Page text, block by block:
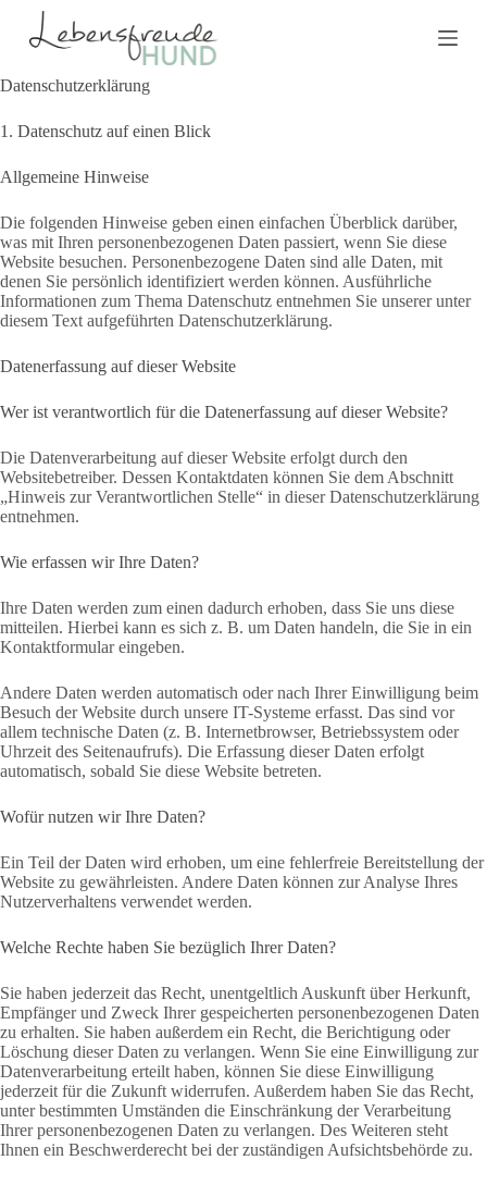
u
I
a
t
p
r
i
n
g
e
Datenschutz­erklärung
1. Datenschutz auf einen Blick
Allgemeine Hinweise
Die folgenden Hinweise geben einen einfachen Überblick darüber,
was mit Ihren personenbezogenen Daten passiert, wenn Sie diese
Website besuchen. Personenbezogene Daten sind alle Daten, mit
denen Sie persönlich identifiziert werden können. Ausführliche
Informationen zum Thema Datenschutz entnehmen Sie unserer unter
diesem Text aufgeführten Datenschutzerklärung.
Datenerfassung auf dieser Website
Wer ist verantwortlich für die Datenerfassung auf dieser Website?
Die Datenverarbeitung auf dieser Website erfolgt durch den
Websitebetreiber. Dessen Kontaktdaten können Sie dem Abschnitt
„Hinweis zur Verantwortlichen Stelle“ in dieser Datenschutzerklärung
entnehmen.
Wie erfassen wir Ihre Daten?
Ihre Daten werden zum einen dadurch erhoben, dass Sie uns diese
mitteilen. Hierbei kann es sich z. B. um Daten handeln, die Sie in ein
Kontaktformular eingeben.
Andere Daten werden automatisch oder nach Ihrer Einwilligung beim
Besuch der Website durch unsere IT-Systeme erfasst. Das sind vor
allem technische Daten (z. B. Internetbrowser, Betriebssystem oder
Uhrzeit des Seitenaufrufs). Die Erfassung dieser Daten erfolgt
automatisch, sobald Sie diese Website betreten.
Wofür nutzen wir Ihre Daten?
Ein Teil der Daten wird erhoben, um eine fehlerfreie Bereitstellung der
Website zu gewährleisten. Andere Daten können zur Analyse Ihres
Nutzerverhaltens verwendet werden.
Welche Rechte haben Sie bezüglich Ihrer Daten?
Sie haben jederzeit das Recht, unentgeltlich Auskunft über Herkunft,
Empfänger und Zweck Ihrer gespeicherten personenbezogenen Daten
zu erhalten. Sie haben außerdem ein Recht, die Berichtigung oder
Löschung dieser Daten zu verlangen. Wenn Sie eine Einwilligung zur
Datenverarbeitung erteilt haben, können Sie diese Einwilligung
jederzeit für die Zukunft widerrufen. Außerdem haben Sie das Recht,
unter bestimmten Umständen die Einschränkung der Verarbeitung
Ihrer personenbezogenen Daten zu verlangen. Des Weiteren steht
Ihnen ein Beschwerderecht bei der zuständigen Aufsichtsbehörde zu.